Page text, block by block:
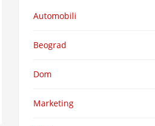
Automobili
Beograd
Dom
Marketing